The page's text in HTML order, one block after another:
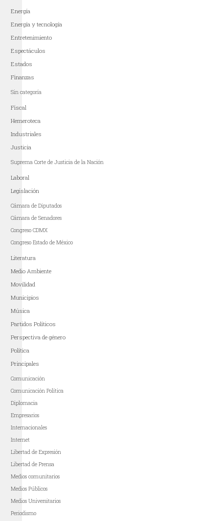
Energía
Energía y tecnología
Entretenimiento
Espectáculos
Estados
Finanzas
Sin categoría
Fiscal
Hemeroteca
Industriales
Justicia
Suprema Corte de Justicia de la Nación
Laboral
Legislación
Cámara de Diputados
Cámara de Senadores
Congreso CDMX
Congreso Estado de México
Literatura
Medio Ambiente
Movilidad
Municipios
Música
Partidos Políticos
Perspectiva de género
Política
Principales
Comunicación
Comunicación Política
Diplomacia
Empresarios
Internacionales
Internet
Libertad de Expresión
Libertad de Prensa
Medios comunitarios
Medios Públicos
Medios Universitarios
Periodismo